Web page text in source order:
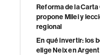
Reforma de la
propone Milei y
regional
En qué invertir: los
elige Neix en